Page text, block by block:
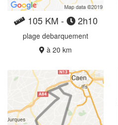
105 KM - 2h10
plage debarquement
à 20 km